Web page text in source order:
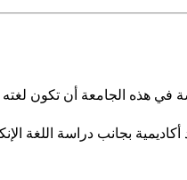
في هذه الجامعة أن تكون
بجانب دراسة اللغة